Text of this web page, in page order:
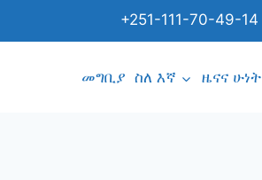
+251-111-70-49-14
መግቢያ ስለ እኛ ዜናና ሁነት